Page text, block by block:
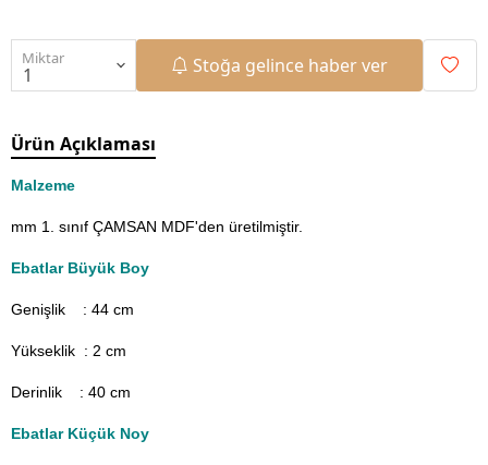
Miktar Stoğa gelince haber ver
Ürün Açıklaması
Malzeme
mm 1. sınıf ÇAMSAN MDF'den üretilmiştir.
Ebatlar Büyük Boy
Genişlik : 44 cm
Yükseklik : 2 cm
Derinlik : 40 cm
Ebatlar Küçük Noy